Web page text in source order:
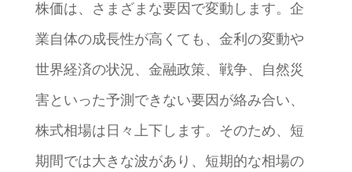
株価は、さまざまな要因で変動します。企
業自体の成長性が高くても、金利の変動や
世界経済の状況、金融政策、戦争、自然災
害といった予測できない要因が絡み合い、
株式相場は日々上下します。そのため、短
期間では大きな波があり、短期的な相場の